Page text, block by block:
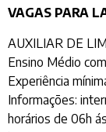
VAGAS PARA
AUXILIAR DE
Ensino Médio
Experiência
Informações:
horários de 06h